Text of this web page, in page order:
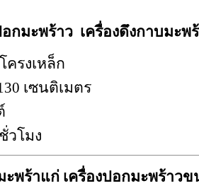
กมะพร้าว เครื่องดึงกาบมะพ
ครงเหล็ก
เซนติเมตร
วโมง
ะพร้าแก่ เครื่องปอกมะพร้าว